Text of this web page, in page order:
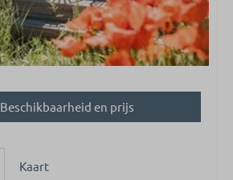
Beschikbaarheid en prijs
Kaart